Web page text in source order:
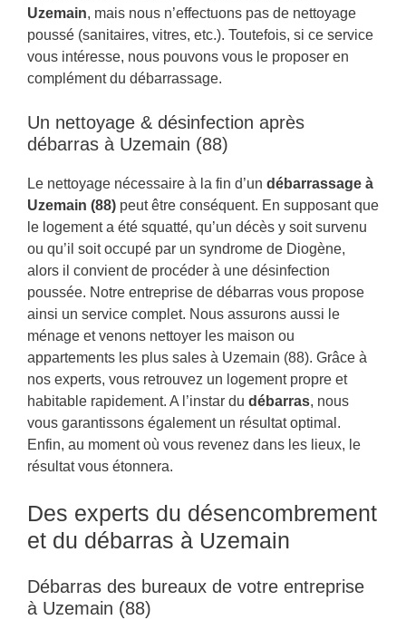
Uzemain, mais nous n’effectuons pas de nettoyage
poussé (sanitaires, vitres, etc.). Toutefois, si ce service
vous intéresse, nous pouvons vous le proposer en
complément du débarrassage.
Un nettoyage & désinfection après
débarras à Uzemain (88)
Le nettoyage nécessaire à la fin d’un débarrassage à
Uzemain (88) peut être conséquent. En supposant que
le logement a été squatté, qu’un décès y soit survenu
ou qu’il soit occupé par un syndrome de Diogène,
alors il convient de procéder à une désinfection
poussée. Notre entreprise de débarras vous propose
ainsi un service complet. Nous assurons aussi le
ménage et venons nettoyer les maison ou
appartements les plus sales à Uzemain (88). Grâce à
nos experts, vous retrouvez un logement propre et
habitable rapidement. A l’instar du débarras, nous
vous garantissons également un résultat optimal.
Enfin, au moment où vous revenez dans les lieux, le
résultat vous étonnera.
Des experts du désencombrement
et du débarras à Uzemain
Débarras des bureaux de votre entreprise
à Uzemain (88)